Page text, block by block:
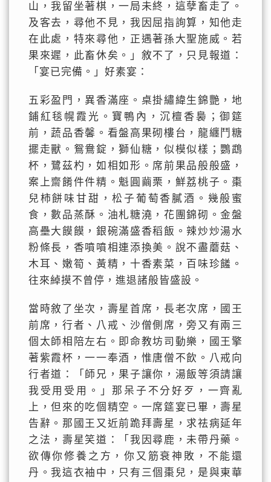
山，我留坐著棋，一局未終，這孽畜走了。
及客去，尋他不見，我因屈指詢算，知他走
在此處，特來尋他，正遇著孫大聖施威。若
果來遲，此畜休矣。」敘不了，只見報道：
「宴已完備。」好素宴：
五彩盈門，異香滿座。桌掛繡緯生錦艷，地
鋪紅毯幌霞光。寶鴨內，沉檀香裊；御筵
前，蔬品香馨。看盤高果砌樓台，龍纏鬥糖
擺走獸。鴛鴦錠，獅仙糖，似模似樣；鸚鵡
杯，鷺茲杓，如相如形。席前果品般般盛，
案上齋餚件件精。魁圓繭栗，鮮荔桃子。棗
兒柿餅味甘甜，松子葡萄香膩酒。幾般蜜
食，數品蒸酥。油札糖澆，花團錦砌。金盤
高壘大饃饃，銀碗滿盛香稻飯。辣炒炒湯水
粉條長，香噴噴相連添換美。說不盡蘑菇、
木耳、嫩筍、黃精，十香素菜，百味珍饈。
往來綽摸不曾停，進退諸般皆盛設。
當時敘了坐次，壽星首席，長老次席，國王
前席，行者、八戒、沙僧側席，旁又有兩三
個太師相陪左右。即命教坊司動樂，國王擎
著紫霞杯，一一奉酒，惟唐僧不飲。八戒向
行者道：「師兄，果子讓你，湯飯等須請讓
我受用受用。」那呆子不分好歹，一齊亂
上，但來的吃個精空。一席筵宴已畢，壽星
告辭。那國王又近前跪拜壽星，求祛病延年
之法，壽星笑道：「我因尋鹿，未帶丹藥。
欲傳你修養之方，你又筋衰神敗，不能還
丹。我這衣袖中，只有三個棗兒，是與東華